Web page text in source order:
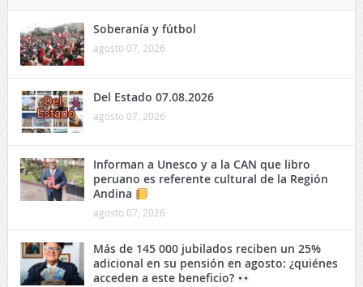
Soberanía y fútbol
agosto 07, 2026
Del Estado 07.08.2026
agosto 07, 2026
Informan a Unesco y a la CAN que libro
peruano es referente cultural de la Región
Andina
agosto 07, 2026
Más de 145 000 jubilados reciben un 25%
adicional en su pensión en agosto: ¿quiénes
acceden a este beneficio?